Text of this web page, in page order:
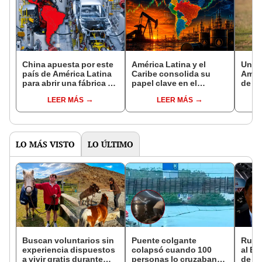
China apuesta por este
país de América Latina
para abrir una fábrica de
tecnología de punta:
promete transformar el
LEER MÁS
América Latina y el
Caribe consolida su
papel clave en el
mundial en 2025, según
informe de la Olacde
LEER MÁS
Un
de
en
LO MÁS VISTO LO ÚLTIMO
Buscan voluntarios sin
experiencia dispuestos
a vivir gratis durante
Puente colgante
colapsó cuando 100
personas lo cruzaban
al
de